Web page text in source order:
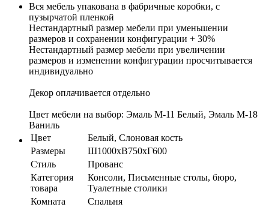
Вся мебель упакована в фабричные коробки, с
пузырчатой пленкой
Нестандартный размер мебели при уменьшении
размеров и сохранении конфигурации + 30%
Нестандартный размер мебели при увеличении
размеров и изменении конфигурации просчитывается
индивидуально
Декор оплачивается отдельно
Цвет мебели на выбор: Эмаль М-11 Белый, Эмаль М-18
Ваниль
Цвет
Белый, Слоновая кость
Размеры
Ш1000хВ750хГ600
Стиль
Прованс
Категория
товара
Консоли, Письменные столы, бюро,
Туалетные столики
Комната
Спальня